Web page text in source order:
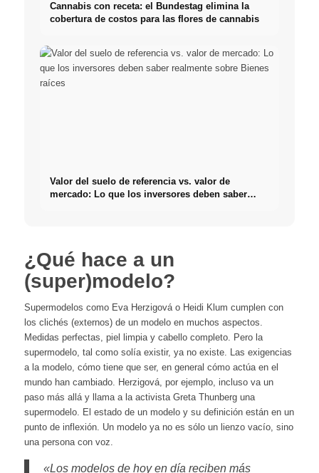
Cannabis con receta: el Bundestag elimina la
cobertura de costos para las flores de cannabis
Valor del suelo de referencia vs. valor de
mercado: Lo que los inversores deben saber
¿Qué hace a un
(super)modelo?
Supermodelos como Eva Herzigová o Heidi Klum cumplen con
los clichés (externos) de un modelo en muchos aspectos.
Medidas perfectas, piel limpia y cabello completo. Pero la
supermodelo, tal como solía existir, ya no existe. Las exigencias
a la modelo, cómo tiene que ser, en general cómo actúa en el
mundo han cambiado. Herzigová, por ejemplo, incluso va un
paso más allá y llama a la activista Greta Thunberg una
supermodelo. El estado de un modelo y su definición están en un
punto de inflexión. Un modelo ya no es sólo un lienzo vacío, sino
una persona con voz.
«Los modelos de hoy en día reciben más